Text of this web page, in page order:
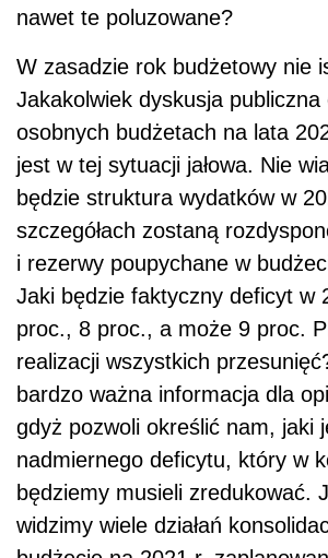
proc., 8 proc., a może 9 proc.
realizacji wszystkich
bardzo ważna informacja dla
gdyż pozwoli określić nam, jaki
nadmiernego deficytu, który w
będziemy musieli zredukować.
widzimy wiele działań
budżecie na 2021 r.
podatków o ok. 11 mld zł, a
przestrzeni publicznej pojawiły
propozycje zwiększenia
CITdla spółek
składkami wszystkich umów
wzrost akcyzy nasamochody
Deficyt 2021